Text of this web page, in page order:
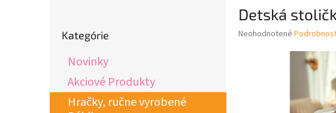
n
kategórie
Kategórie
Novinky
Akciové Produkty
Hračky, ručne vyrobené
Detská
Priemerné
Neohodnotené